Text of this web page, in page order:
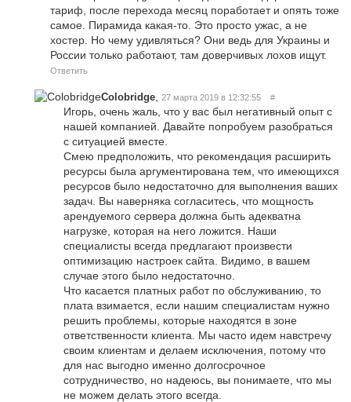
тариф, после перехода месяц поработает и опять тоже
самое. Пирамида какая-то. Это просто ужас, а не
хостер. Но чему удивляться? Они ведь для Украины и
России только работают, там доверчивых лохов ищут.
Ответить
Colobridge 27 марта 2019 в 12:32:55 #
Игорь, очень жаль, что у вас был негативный опыт с
нашей компанией. Давайте попробуем разобраться
с ситуацией вместе.
Смею предположить, что рекомендация расширить
ресурсы была аргументирована тем, что имеющихся
ресурсов было недостаточно для выполнения ваших
задач. Вы наверняка согласитесь, что мощность
арендуемого сервера должна быть адекватна
нагрузке, которая на него ложится. Наши
специалисты всегда предлагают произвести
оптимизацию настроек сайта. Видимо, в вашем
случае этого было недостаточно.
Что касается платных работ по обслуживанию, то
плата взимается, если нашим специалистам нужно
решить проблемы, которые находятся в зоне
ответственности клиента. Мы часто идем навстречу
своим клиентам и делаем исключения, потому что
для нас выгодно именно долгосрочное
сотрудничество, но надеюсь, вы понимаете, что мы
не можем делать этого всегда.